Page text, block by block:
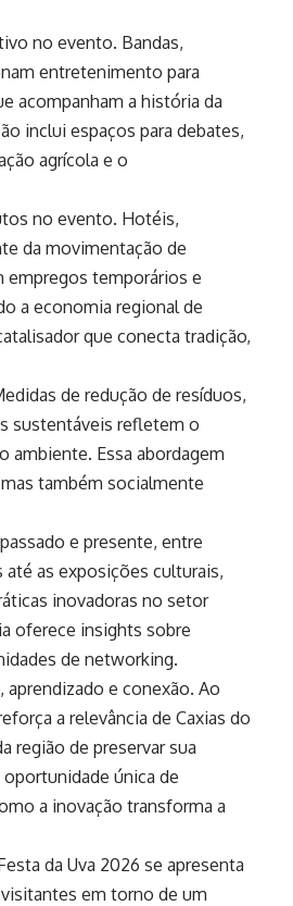
no evento. Bandas,
entretenimento para
acompanham a história da
inclui espaços para debates,
agrícola e o
no evento. Hotéis,
da movimentação de
empregos temporários e
a economia regional de
que conecta tradição,
de redução de resíduos,
sustentáveis refletem o
Essa abordagem
também socialmente
e presente, entre
até as exposições culturais,
inovadoras no setor
oferece insights sobre
de networking.
aprendizado e conexão. Ao
a relevância de Caxias do
região de preservar sua
única de
a inovação transforma a
da Uva 2026 se apresenta
em torno de um